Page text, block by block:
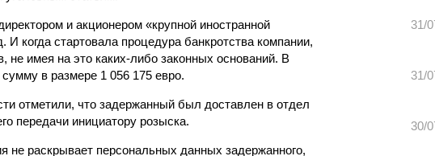
и акционером «крупной иностранной
когда стартовала процедура банкротства компании,
не имея на это каких-либо законных оснований. В
в размере 1 056 175 евро.
отметили, что задержанный был доставлен в отдел
передачи инициатору розыска.
не раскрывает персональных данных задержанного,
31/
31/
30/